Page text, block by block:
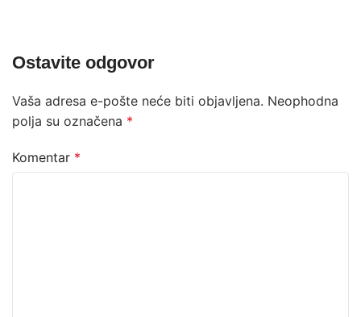
Ostavite odgovor
Vaša adresa e-pošte neće biti objavljena. Neophodna
polja su označena *
Komentar *